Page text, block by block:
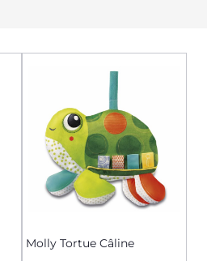
Molly Tortue Câline